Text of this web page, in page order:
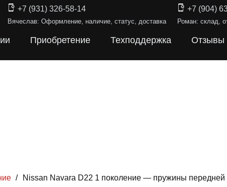
+7 (931) 326-58-14
Вячеслав: Оформление, наличие, статус, доставка
+7 (904)
Роман: склад,
Приобретение Техподдержка Отзывы
/ Nissan Navara D22 1 поколение — пружины